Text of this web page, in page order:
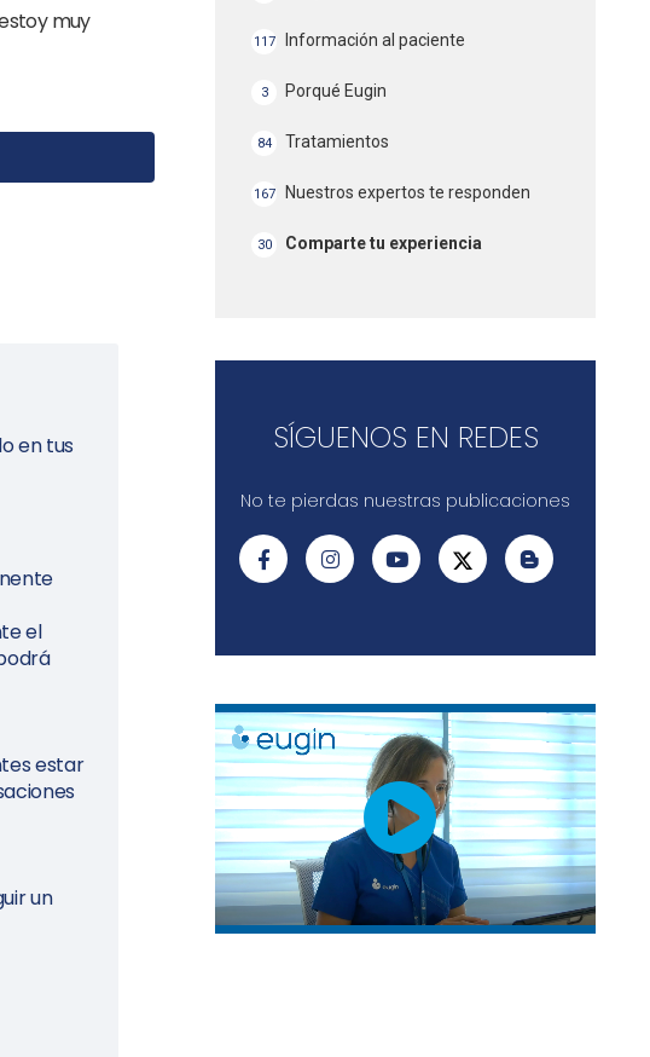
muy
en tus
el
estar
un
117 Información al paciente
3 Porqué Eugin
84 Tratamientos
167 Nuestros expertos te responden
30 Comparte tu experiencia
SÍGUENOS EN REDES
No te pierdas nuestras publicaciones